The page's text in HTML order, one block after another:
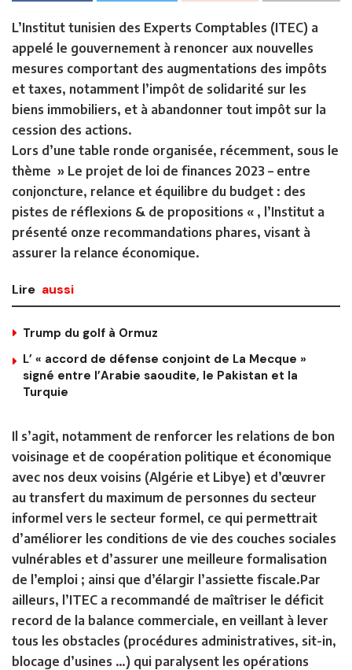
L’Institut tunisien des Experts Comptables (ITEC) a
appelé le gouvernement à renoncer aux nouvelles
mesures comportant des augmentations des impôts
et taxes, notamment l’impôt de solidarité sur les
biens immobiliers, et à abandonner tout impôt sur la
cession des actions.
Lors d’une table ronde organisée, récemment, sous le
thème » Le projet de loi de finances 2023 – entre
conjoncture, relance et équilibre du budget : des
pistes de réflexions & de propositions « , l’Institut a
présenté onze recommandations phares, visant à
assurer la relance économique.
Lire aussi
Trump du golf à Ormuz
L’ « accord de défense conjoint de La Mecque »
signé entre l’Arabie saoudite, le Pakistan et la
Turquie
Il s’agit, notamment de renforcer les relations de bon
voisinage et de coopération politique et économique
avec nos deux voisins (Algérie et Libye) et d’œuvrer
au transfert du maximum de personnes du secteur
informel vers le secteur formel, ce qui permettrait
d’améliorer les conditions de vie des couches sociales
vulnérables et d’assurer une meilleure formalisation
de l’emploi ; ainsi que d’élargir l’assiette fiscale.Par
ailleurs, l’ITEC a recommandé de maîtriser le déficit
record de la balance commerciale, en veillant à lever
tous les obstacles (procédures administratives, sit-in,
blocage d’usines …) qui paralysent les opérations